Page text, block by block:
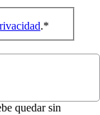
.*
quedar sin